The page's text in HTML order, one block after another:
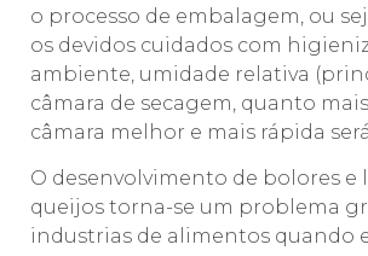
o processo de embalagem, ou
os devidos cuidados com
ambiente, umidade relativa
câmara de secagem, quanto mais
câmara melhor e mais rápida
O desenvolvimento de bolores e
queijos torna-se um problema
industrias de alimentos quando